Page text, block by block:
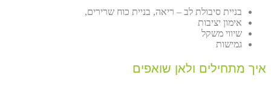
בניית סיבולת לב – ריאה, בניית כוח שרירים,
אימון יציבות
שיווי משקל
גמישות
איך מתחילים ולאן שואפים